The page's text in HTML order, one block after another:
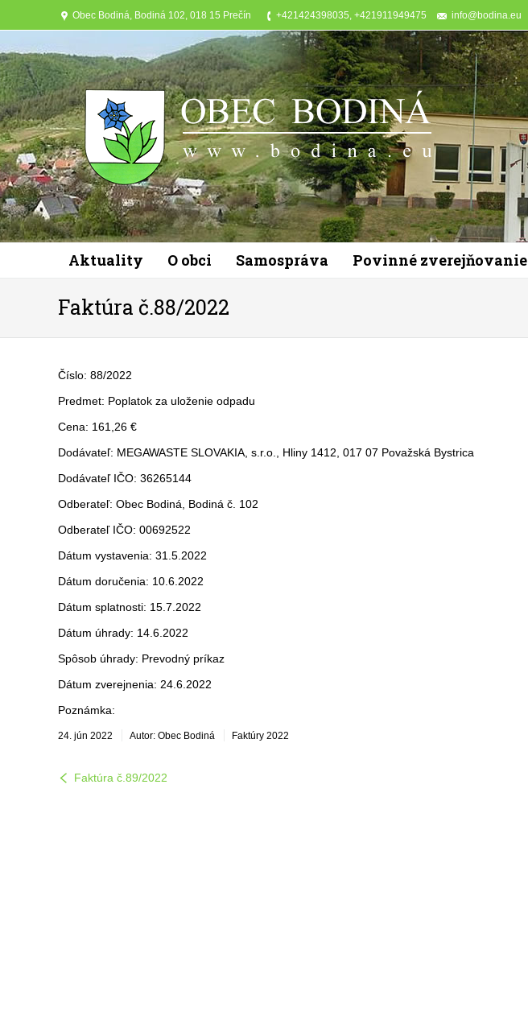
Obec Bodiná, Bodiná 102, 018 15 Prečín +421424398035, +421911949475 info@bodina.eu
Aktuality O obci Samospráva Povinné zverejňovanie
Faktúra č.88/2022
Číslo: 88/2022
Predmet: Poplatok za uloženie odpadu
Cena: 161,26 €
Dodávateľ: MEGAWASTE SLOVAKIA, s.r.o., Hliny 1412, 017 07 Považská Bystrica
Dodávateľ IČO: 36265144
Odberateľ: Obec Bodiná, Bodiná č. 102
Odberateľ IČO: 00692522
Dátum vystavenia: 31.5.2022
Dátum doručenia: 10.6.2022
Dátum splatnosti: 15.7.2022
Dátum úhrady: 14.6.2022
Spôsob úhrady: Prevodný príkaz
Dátum zverejnenia: 24.6.2022
Poznámka:
24. jún 2022 Autor: Obec Bodiná Faktúry 2022
Faktúra č.89/2022